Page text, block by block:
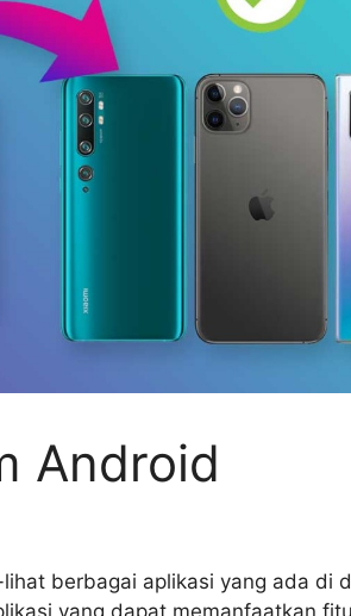
Android
berbagai aplikasi yang ada di